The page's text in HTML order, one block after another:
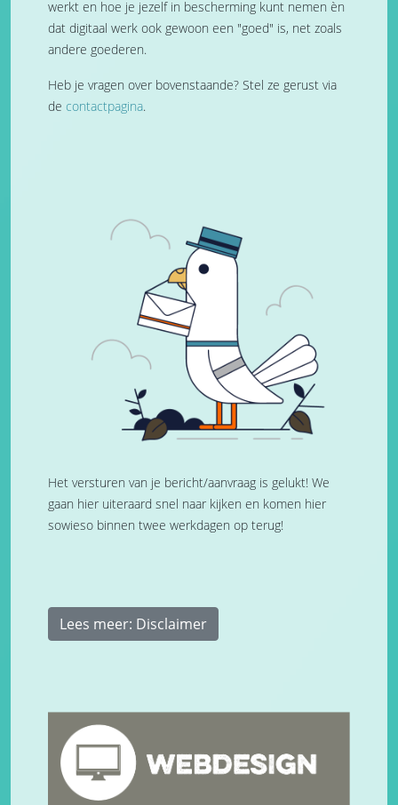
werkt en hoe je jezelf in bescherming kunt nemen èn
dat digitaal werk ook gewoon een "goed" is, net zoals
andere goederen.
Heb je vragen over bovenstaande? Stel ze gerust via
de contactpagina.
Het versturen van je bericht/aanvraag is gelukt! We
gaan hier uiteraard snel naar kijken en komen hier
sowieso binnen twee werkdagen op terug!
Lees meer: Disclaimer